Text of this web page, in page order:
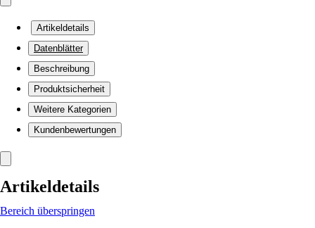
Artikeldetails
Datenblätter
Beschreibung
Produktsicherheit
Weitere Kategorien
Kundenbewertungen
Artikeldetails
Bereich überspringen